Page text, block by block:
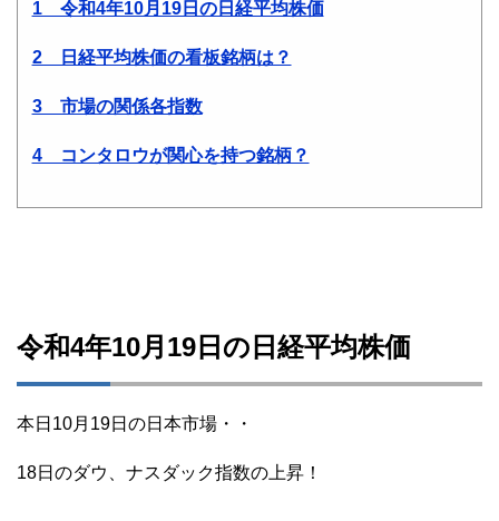
1 令和4年10月19日の日経平均株価
2 日経平均株価の看板銘柄は？
3 市場の関係各指数
4 コンタロウが関心を持つ銘柄？
令和4年10月19日の日経平均株価
本日10月19日の日本市場・・
18日のダウ、ナスダック指数の上昇！